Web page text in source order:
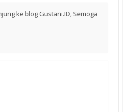
ke blog Gustani.ID, Semoga